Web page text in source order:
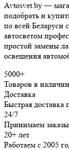
Avtosvet.by—
подобрать и
по всей Беларуси
автосветом
простой замены
освещения
5000+
Товаров в наличии
Доставка
Быстрая доставка
24/7
Принимаем
20+ лет
Работаем с 2005